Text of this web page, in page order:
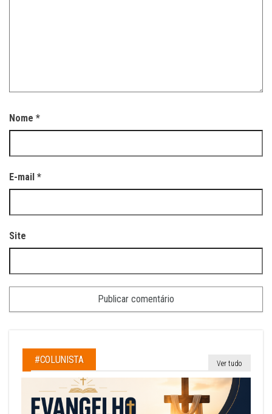
Nome *
E-mail *
Site
#COLUNISTA Ver tudo